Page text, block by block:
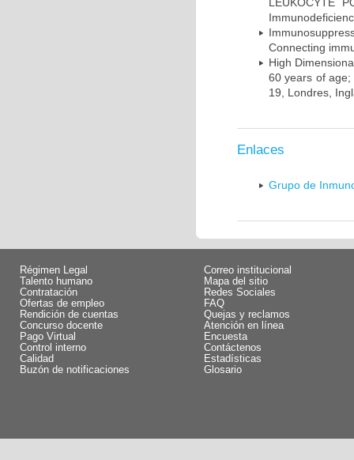
Connecting
High
60 years of age;
19, Londres,
Enlaces
Grupo de
Régimen Legal
Talento humano
Contratación
Ofertas de empleo
Rendición de cuentas
Concurso docente
Pago Virtual
Control interno
Calidad
Buzón de notificaciones
Correo institucional
Mapa del sitio
Redes Sociales
FAQ
Quejas y reclamos
Atención en línea
Encuesta
Contáctenos
Estadísticas
Glosario